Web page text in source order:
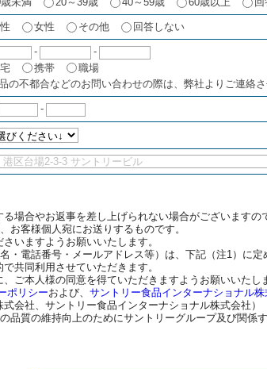
女性 その他 回答しない
-
-
携帯
職場
の不都合などのお問い合わせの際は、弊社よりご連絡さ
-
場合やお返事を差し上げられない場合がございますの
お客様個人宛にお送りするものです。
いますようお願いいたします。
・電話番号・メールアドレス等）は、下記（注1）に
共同利用させていただきます。
ご本人様の同意を得ていただきますようお願いいたし
ポリシーおよび、 サントリー食品インターナショナル
会社、サントリー食品インターナショナル株式会社）
品質の維持向上のためにサントリーグループ及び関係